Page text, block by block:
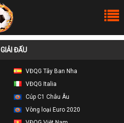
GIẢI ĐẤU
VĐQG Tây Ban Nha
VĐQG Italia
Cúp C1 Châu Âu
Vòng loại Euro 2020